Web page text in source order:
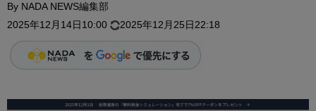
By NADA NEWS編集部
2025年12月14日10:00
2025年12月25日22:18